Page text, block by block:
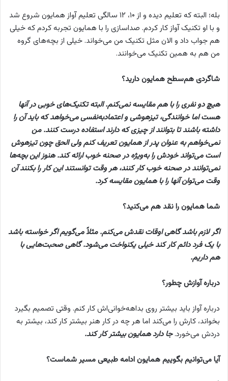
بله؛ البته که تعلیم دیده و از ۱۰، ۱۲ سالگی تعلیم آواز همایون شروع شد
و با او تکنیک آواز کار کردم. صداسازی را با همایون تجربه کردم که خیلی
هم جواب داد و الان مثل تکنیک من می‌خواند. خیلی از بچه‌های گروه
من هم به همین تکنیک می‌خوانند.
شاگردی هم‌سطح همایون دارید؟
هیچ دو نفری را با هم مقایسه نمی‌کنم. البته تکنیک‌های خوبی در آنها
هست اما خوانندگی، تیزهوشی و اعتمادبه‌نفسی می‌خواهد که باید آن را
داشته باشند تا بتوانند از چیزی که دارند استفاده درست کنند. من
نمی‌خواهم به عنوان پدر از همایون تعریف کنم ولی الحق چون تیزهوش
است می‌تواند خودش را به‌ویژه در صحنه خوب ارائه کند. هنوز این بچه‌ها
نمی‌توانند در صحنه خوب کار کنند، هر وقت توانستند این کار را بکنند آن
وقت می‌توان آنها را با همایون مقایسه کرد.
شما همایون را نقد هم می‌کنید؟
اگر لازم باشد گاهی اوقات نقدش می‌کنم. مثلاً می‌گویم اگر خواسته باشد
با یک فرد دائم کار کند خیلی یکنواخت می‌شود. گاهی صحبت‌هایی با
هم داریم.
درباره آوازش چطور؟
درباره آواز باید بیشتر روی بداهه‌خوانی‌اش کار کنم. وقتی تصمیم بگیرد
بخواند، کارش را می‌کند اما هر چه در کار هنر بیشتر کار کند، بیشتر به
دردش می‌خورد.جا دارد همایون بیشتر کار کند.
آیا می‌توانیم بگوییم همایون ادامه طبیعی مسیر شماست؟